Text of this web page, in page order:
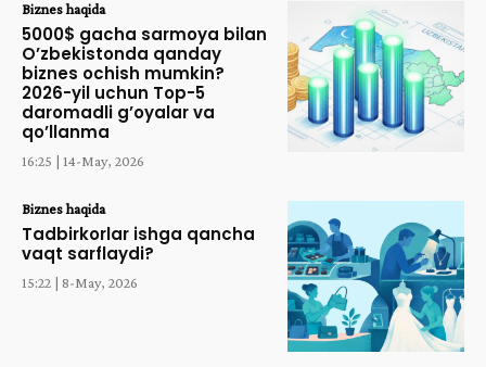
Biznes haqida
5000$ gacha sarmoya bilan
O’zbekistonda qanday
biznes ochish mumkin?
2026-yil uchun Top-5
daromadli g’oyalar va
qo’llanma
16:25 | 14-May, 2026
Biznes haqida
Tadbirkorlar ishga qancha
vaqt sarflaydi?
15:22 | 8-May, 2026